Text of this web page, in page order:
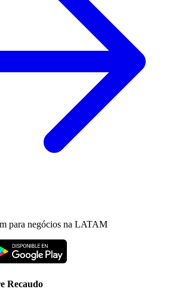
para negócios na LATAM
Recaudo